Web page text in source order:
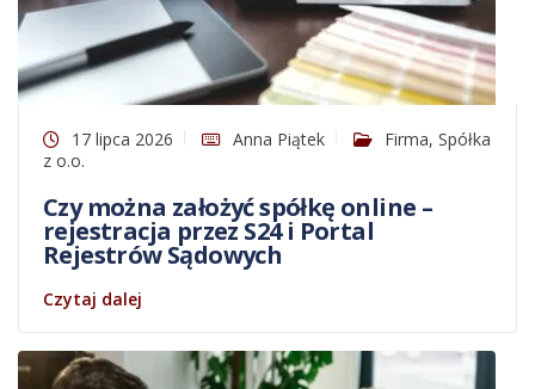
17 lipca 2026 Anna Piątek Firma, Spółka
z o.o.
Czy można założyć spółkę online –
rejestracja przez S24 i Portal
Rejestrów Sądowych
Czytaj dalej